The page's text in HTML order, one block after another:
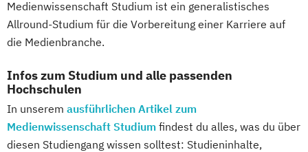
Medienwissenschaft Studium ist ein generalistisches
Allround-Studium für die Vorbereitung einer Karriere auf
die Medienbranche.
Infos zum Studium und alle passenden
Hochschulen
In unserem ausführlichen Artikel zum
Medienwissenschaft Studium findest du alles, was du über
diesen Studiengang wissen solltest: Studieninhalte,